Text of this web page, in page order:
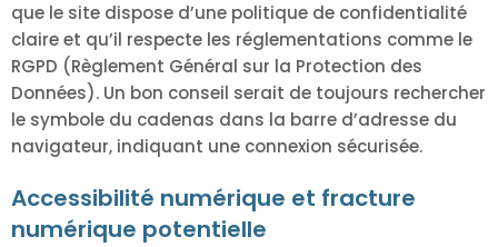
que le site dispose d’une politique de confidentialité
claire et qu’il respecte les réglementations comme le
RGPD (Règlement Général sur la Protection des
Données). Un bon conseil serait de toujours rechercher
le symbole du cadenas dans la barre d’adresse du
navigateur, indiquant une connexion sécurisée.
Accessibilité numérique et fracture
numérique potentielle